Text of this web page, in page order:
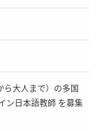
ら大人まで）の多国
ン日本語教師 を募集